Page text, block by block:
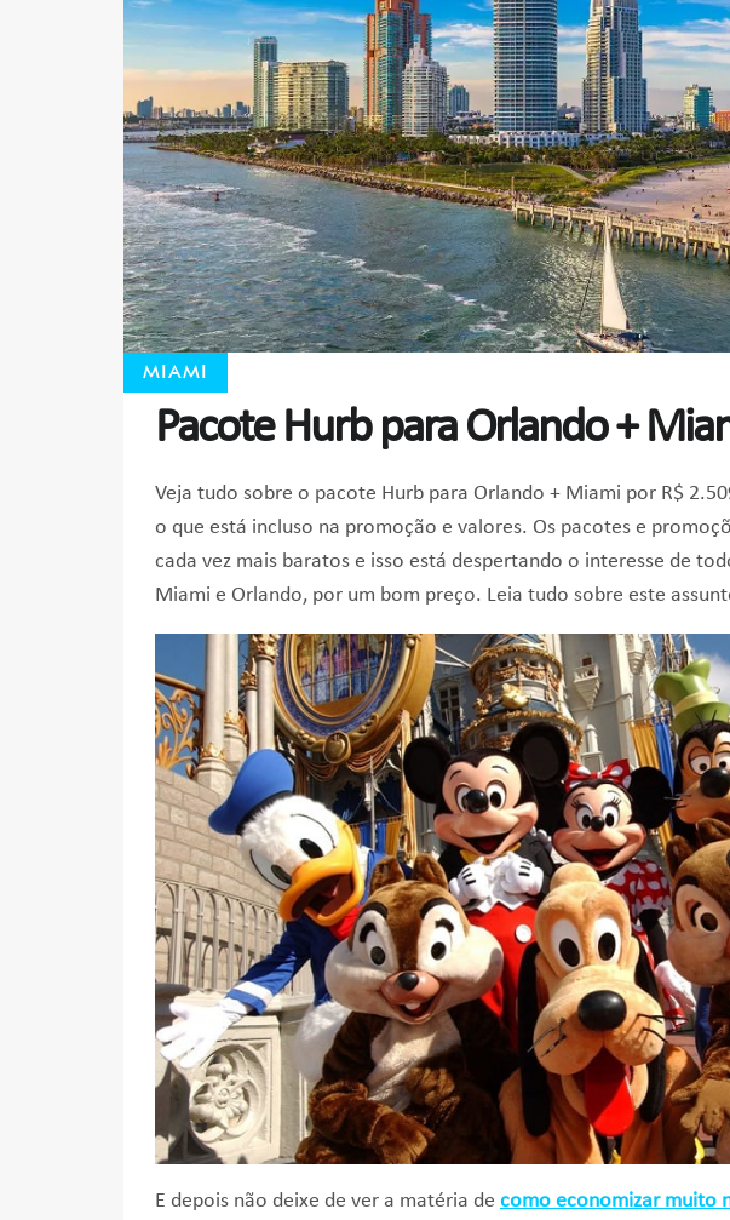
MIAMI
Pacote Hurb para Orlando +
Veja tudo sobre o pacote Hurb para Orlando + Miami por R$
o que está incluso na promoção e valores. Os pacotes e
cada vez mais baratos e isso está despertando o interesse de
Miami e Orlando, por um bom preço. Leia tudo sobre este
E depois não deixe de ver a matéria de como economizar muito